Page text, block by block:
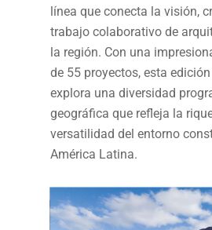
línea que conecta la visión,
trabajo colaborativo de
la región. Con una
de 55 proyectos, esta
explora una diversidad
geográfica que refleja la
versatilidad del entorno
América Latina.